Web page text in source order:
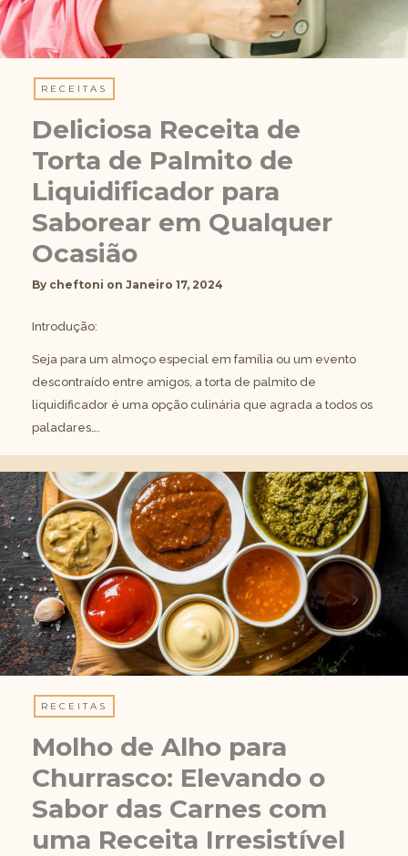
RECEITAS
Deliciosa Receita de
Torta de Palmito de
Liquidificador para
Saborear em Qualquer
Ocasião
By cheftoni on Janeiro 17, 2024
Introdução:
Seja para um almoço especial em família ou um evento
descontraído entre amigos, a torta de palmito de
liquidificador é uma opção culinária que agrada a todos os
paladares….
RECEITAS
Molho de Alho para
Churrasco: Elevando o
Sabor das Carnes com
uma Receita Irresistível